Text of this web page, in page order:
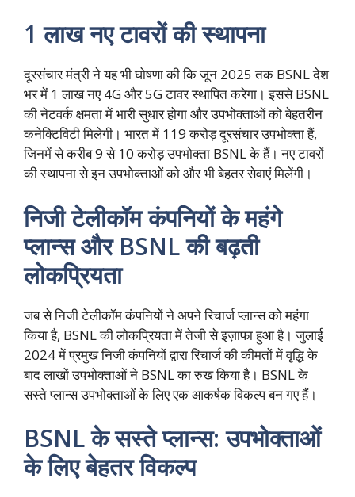
1 लाख नए टावरों की स्थापना
दूरसंचार मंत्री ने यह भी घोषणा की कि जून 2025 तक BSNL देश
भर में 1 लाख नए 4G और 5G टावर स्थापित करेगा। इससे BSNL
की नेटवर्क क्षमता में भारी सुधार होगा और उपभोक्ताओं को बेहतरीन
कनेक्टिविटी मिलेगी। भारत में 119 करोड़ दूरसंचार उपभोक्ता हैं,
जिनमें से करीब 9 से 10 करोड़ उपभोक्ता BSNL के हैं। नए टावरों
की स्थापना से इन उपभोक्ताओं को और भी बेहतर सेवाएं मिलेंगी।
निजी टेलीकॉम कंपनियों के महंगे
प्लान्स और BSNL की बढ़ती
लोकप्रियता
जब से निजी टेलीकॉम कंपनियों ने अपने रिचार्ज प्लान्स को महंगा
किया है, BSNL की लोकप्रियता में तेजी से इज़ाफा हुआ है। जुलाई
2024 में प्रमुख निजी कंपनियों द्वारा रिचार्ज की कीमतों में वृद्धि के
बाद लाखों उपभोक्ताओं ने BSNL का रुख किया है। BSNL के
सस्ते प्लान्स उपभोक्ताओं के लिए एक आकर्षक विकल्प बन गए हैं।
BSNL के सस्ते प्लान्स: उपभोक्ताओं
के लिए बेहतर विकल्प